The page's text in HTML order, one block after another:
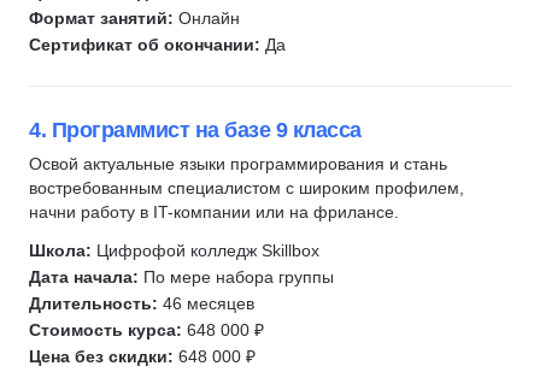
Химия
77
Мультипликация4
Ораторское мастерство2
Музыка9
Формат занятий: Онлайн
Сертификат об окончании: Да
4. Программист на базе 9 класса
Освой актуальные языки программирования и стань
востребованным специалистом с широким профилем,
начни работу в IT-компании или на фрилансе.
Школа: Цифрофой колледж Skillbox
Дата начала: По мере набора группы
Длительность: 46 месяцев
Стоимость курса: 648 000 ₽
Цена без скидки: 648 000 ₽